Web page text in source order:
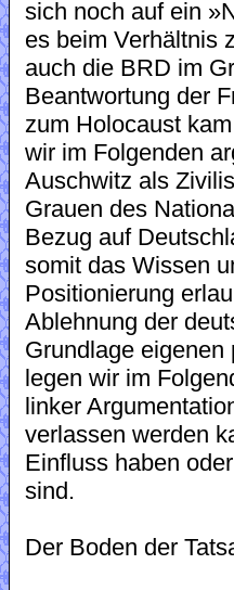
sich noch auf ein
es beim Verhältnis
auch die BRD im
Beantwortung der
zum Holocaust
wir im Folgenden
Auschwitz als
Grauen des
Bezug auf
somit das Wissen
Positionierung
Ablehnung der
Grundlage
legen wir im
linker
verlassen werden
Einfluss haben
sind.
Der Boden der